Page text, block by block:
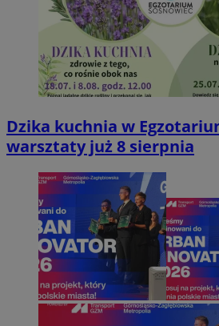
Dzika kuchnia w
warsztaty już 8 sierpnia